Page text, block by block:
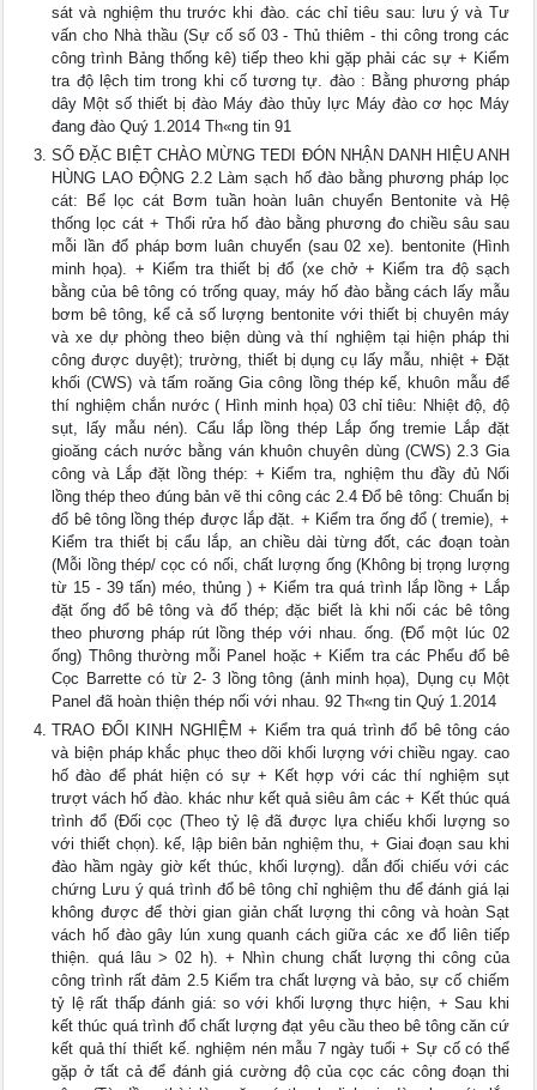
sát và nghiệm thu trước khi đào. các chỉ tiêu sau: lưu ý và Tư
vấn cho Nhà thầu (Sự cố số 03 - Thủ thiêm - thi công trong các
công trình Bảng thống kê) tiếp theo khi gặp phải các sự + Kiểm
tra độ lệch tim trong khi cố tương tự. đào : Bằng phương pháp
dây Một số thiết bị đào Máy đào thủy lực Máy đào cơ học Máy
đang đào Quý 1.2014 Th«ng tin 91
SỐ ĐẶC BIỆT CHÀO MỪNG TEDI ĐÓN NHẬN DANH HIỆU ANH
HÙNG LAO ĐỘNG 2.2 Làm sạch hố đào bằng phương pháp lọc
cát: Bể lọc cát Bơm tuần hoàn luân chuyển Bentonite và Hệ
thống lọc cát + Thổi rửa hố đào bằng phương đo chiều sâu sau
mỗi lần đổ pháp bơm luân chuyển (sau 02 xe). bentonite (Hình
minh họa). + Kiểm tra thiết bị đổ (xe chở + Kiểm tra độ sạch
bằng của bê tông có trống quay, máy hố đào bằng cách lấy mẫu
bơm bê tông, kể cả số lượng bentonite với thiết bị chuyên máy
và xe dự phòng theo biện dùng và thí nghiệm tại hiện pháp thi
công được duyệt); trường, thiết bị dụng cụ lấy mẫu, nhiệt + Đặt
khối (CWS) và tấm roăng Gia công lồng thép kế, khuôn mẫu để
thí nghiệm chắn nước ( Hình minh họa) 03 chỉ tiêu: Nhiệt độ, độ
sụt, lấy mẫu nén). Cẩu lắp lồng thép Lắp ống tremie Lắp đặt
gioăng cách nước bằng ván khuôn chuyên dùng (CWS) 2.3 Gia
công và Lắp đặt lồng thép: + Kiểm tra, nghiệm thu đầy đủ Nối
lồng thép theo đúng bản vẽ thi công các 2.4 Đổ bê tông: Chuẩn bị
đổ bê tông lồng thép được lắp đặt. + Kiểm tra ống đổ ( tremie), +
Kiểm tra thiết bị cẩu lắp, an chiều dài từng đốt, các đoạn toàn
(Mỗi lồng thép/ cọc có nối, chất lượng ống (Không bị trọng lượng
từ 15 - 39 tấn) méo, thủng ) + Kiểm tra quá trình lắp lồng + Lắp
đặt ống đổ bê tông và đổ thép; đặc biết là khi nối các bê tông
theo phương pháp rút lồng thép với nhau. ống. (Đổ một lúc 02
ống) Thông thường mỗi Panel hoặc + Kiểm tra các Phểu đổ bê
Cọc Barrette có từ 2- 3 lồng tông (ảnh minh họa), Dụng cụ Một
Panel đã hoàn thiện thép nối với nhau. 92 Th«ng tin Quý 1.2014
TRAO ĐỔI KINH NGHIỆM + Kiểm tra quá trình đổ bê tông cáo
và biện pháp khắc phục theo dõi khối lượng với chiều ngay. cao
hố đào để phát hiện có sự + Kết hợp với các thí nghiệm sụt
trượt vách hố đào. khác như kết quả siêu âm các + Kết thúc quá
trình đổ (Đối cọc (Theo tỷ lệ đã được lựa chiếu khối lượng so
với thiết chọn). kế, lập biên bản nghiệm thu, + Giai đoạn sau khi
đào hầm ngày giờ kết thúc, khối lượng). dẫn đối chiếu với các
chứng Lưu ý quá trình đổ bê tông chỉ nghiệm thu để đánh giá lại
không được để thời gian giản chất lượng thi công và hoàn Sạt
vách hố đào gây lún xung quanh cách giữa các xe đổ liên tiếp
thiện. quá lâu > 02 h). + Nhìn chung chất lượng thi công của
công trình rất đảm 2.5 Kiểm tra chất lượng và bảo, sự cố chiếm
tỷ lệ rất thấp đánh giá: so với khối lượng thực hiện, + Sau khi
kết thúc quá trình đổ chất lượng đạt yêu cầu theo bê tông căn cứ
kết quả thí thiết kế. nghiệm nén mẫu 7 ngày tuổi + Sự cố có thể
gặp ở tất cả để đánh giá cường độ của cọc các công đoạn thi